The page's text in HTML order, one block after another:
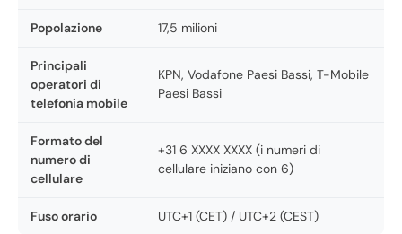
Popolazione 17,5 milioni
Principali
operatori di
telefonia mobile
KPN, Vodafone Paesi Bassi, T-Mobile
Paesi Bassi
Formato del
numero di
cellulare
+31 6 XXXX XXXX (i numeri di
cellulare iniziano con 6)
Fuso orario UTC+1 (CET) / UTC+2 (CEST)